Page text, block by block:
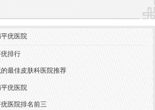
良好的品牌形象。医院始终坚
”的服务理念，不断提升医疗技术和
大患者的信赖与支持。
皮肤健康讲座，向公众普及皮肤
对皮肤健康的重视。同时，医院
疣医院
排行
最佳皮肤科医院推荐
疣医院
医院排名前三